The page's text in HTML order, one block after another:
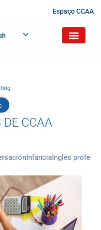
Espaço CCAA
Blog
DE CCAA
InfanciaInglés